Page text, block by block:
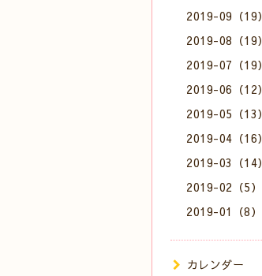
2019-09（19）
2019-08（19）
2019-07（19）
2019-06（12）
2019-05（13）
2019-04（16）
2019-03（14）
2019-02（5）
2019-01（8）
カレンダー